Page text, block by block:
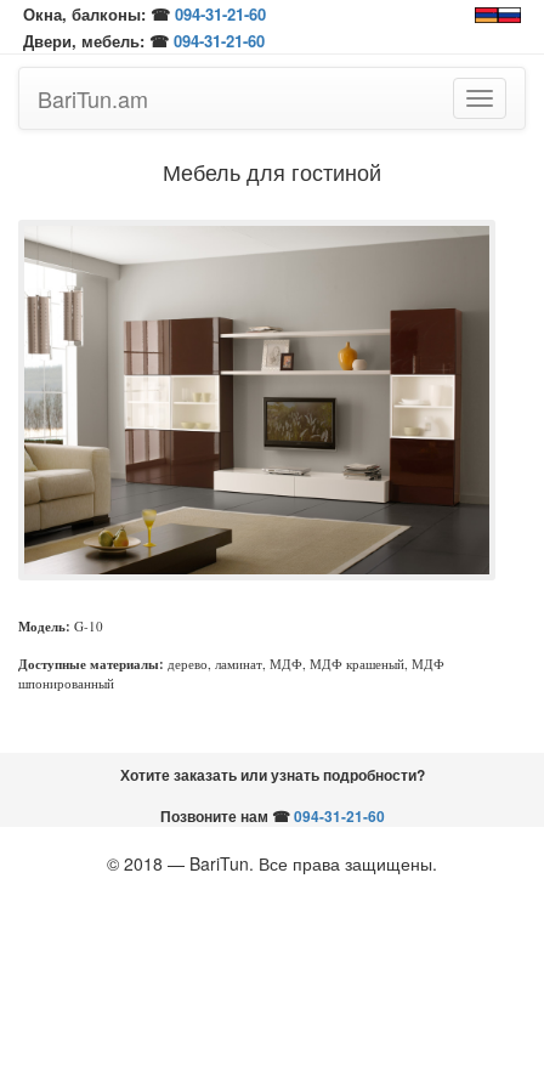
Окна, балконы: ☎ 094-31-21-60
Двери, мебель: ☎ 094-31-21-60
Toggle
BariTun.am
Мебель для гостиной
Модель: G-10
Доступные материалы: дерево, ламинат, МДФ, МДФ крашеный, МДФ
шпонированный
Хотите заказать или узнать подробности?
Позвоните нам ☎094-31-21-60
© 2018 — BariTun. Все права защищены.